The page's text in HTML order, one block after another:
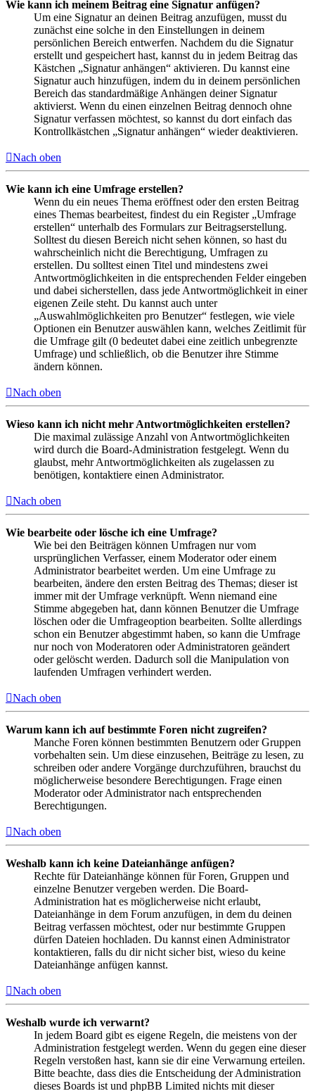
Wie kann ich meinem Beitrag eine Signatur anfügen?
Um eine Signatur an deinen Beitrag anzufügen, musst du
zunächst eine solche in den Einstellungen in deinem
persönlichen Bereich entwerfen. Nachdem du die Signatur
erstellt und gespeichert hast, kannst du in jedem Beitrag das
Kästchen „Signatur anhängen“ aktivieren. Du kannst eine
Signatur auch hinzufügen, indem du in deinem persönlichen
Bereich das standardmäßige Anhängen deiner Signatur
aktivierst. Wenn du einen einzelnen Beitrag dennoch ohne
Signatur verfassen möchtest, so kannst du dort einfach das
Kontrollkästchen „Signatur anhängen“ wieder deaktivieren.
Nach oben
Wie kann ich eine Umfrage erstellen?
Wenn du ein neues Thema eröffnest oder den ersten Beitrag
eines Themas bearbeitest, findest du ein Register „Umfrage
erstellen“ unterhalb des Formulars zur Beitragserstellung.
Solltest du diesen Bereich nicht sehen können, so hast du
wahrscheinlich nicht die Berechtigung, Umfragen zu
erstellen. Du solltest einen Titel und mindestens zwei
Antwortmöglichkeiten in die entsprechenden Felder eingeben
und dabei sicherstellen, dass jede Antwortmöglichkeit in einer
eigenen Zeile steht. Du kannst auch unter
„Auswahlmöglichkeiten pro Benutzer“ festlegen, wie viele
Optionen ein Benutzer auswählen kann, welches Zeitlimit für
die Umfrage gilt (0 bedeutet dabei eine zeitlich unbegrenzte
Umfrage) und schließlich, ob die Benutzer ihre Stimme
ändern können.
Nach oben
Wieso kann ich nicht mehr Antwortmöglichkeiten erstellen?
Die maximal zulässige Anzahl von Antwortmöglichkeiten
wird durch die Board-Administration festgelegt. Wenn du
glaubst, mehr Antwortmöglichkeiten als zugelassen zu
benötigen, kontaktiere einen Administrator.
Nach oben
Wie bearbeite oder lösche ich eine Umfrage?
Wie bei den Beiträgen können Umfragen nur vom
ursprünglichen Verfasser, einem Moderator oder einem
Administrator bearbeitet werden. Um eine Umfrage zu
bearbeiten, ändere den ersten Beitrag des Themas; dieser ist
immer mit der Umfrage verknüpft. Wenn niemand eine
Stimme abgegeben hat, dann können Benutzer die Umfrage
löschen oder die Umfrageoption bearbeiten. Sollte allerdings
schon ein Benutzer abgestimmt haben, so kann die Umfrage
nur noch von Moderatoren oder Administratoren geändert
oder gelöscht werden. Dadurch soll die Manipulation von
laufenden Umfragen verhindert werden.
Nach oben
Warum kann ich auf bestimmte Foren nicht zugreifen?
Manche Foren können bestimmten Benutzern oder Gruppen
vorbehalten sein. Um diese einzusehen, Beiträge zu lesen, zu
schreiben oder andere Vorgänge durchzuführen, brauchst du
möglicherweise besondere Berechtigungen. Frage einen
Moderator oder Administrator nach entsprechenden
Berechtigungen.
Nach oben
Weshalb kann ich keine Dateianhänge anfügen?
Rechte für Dateianhänge können für Foren, Gruppen und
einzelne Benutzer vergeben werden. Die Board-
Administration hat es möglicherweise nicht erlaubt,
Dateianhänge in dem Forum anzufügen, in dem du deinen
Beitrag verfassen möchtest, oder nur bestimmte Gruppen
dürfen Dateien hochladen. Du kannst einen Administrator
kontaktieren, falls du dir nicht sicher bist, wieso du keine
Dateianhänge anfügen kannst.
Nach oben
Weshalb wurde ich verwarnt?
In jedem Board gibt es eigene Regeln, die meistens von der
Administration festgelegt werden. Wenn du gegen eine dieser
Regeln verstoßen hast, kann sie dir eine Verwarnung erteilen.
Bitte beachte, dass dies die Entscheidung der Administration
dieses Boards ist und phpBB Limited nichts mit dieser